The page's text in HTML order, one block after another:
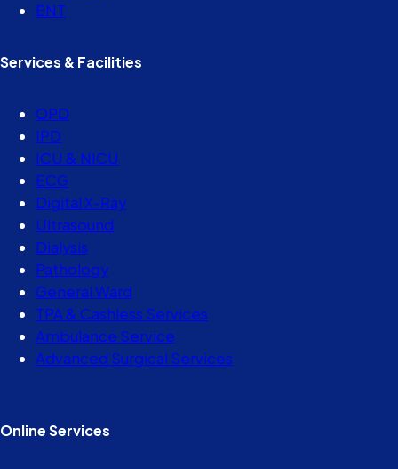
ENT
Services & Facilities
OPD
IPD
ICU & NICU
ECG
Digital X-Ray
Ultrasound
Dialysis
Pathology
General Ward
TPA & Cashless Services
Ambulance Service
Advanced Surgical Services
Online Services